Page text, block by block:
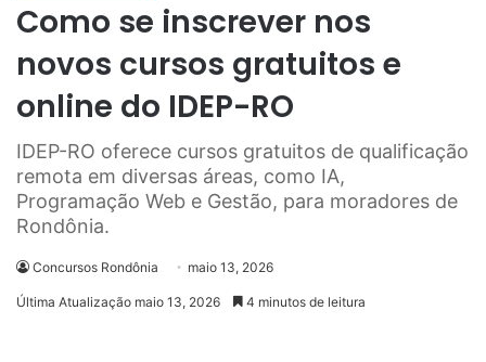
Como se inscrever nos
novos cursos gratuitos e
online do IDEP-RO
IDEP-RO oferece cursos gratuitos de qualificação
remota em diversas áreas, como IA,
Programação Web e Gestão, para moradores de
Rondônia.
Concursos Rondônia maio 13, 2026
Última Atualização maio 13, 2026 4 minutos de leitura